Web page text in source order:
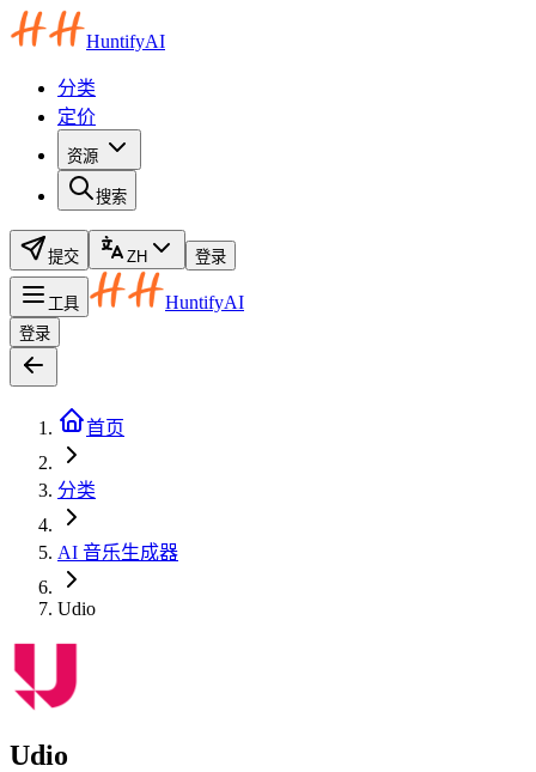
HuntifyAI
分类
定价
资源
搜索
提交 ZH 登录
工具 HuntifyAI
登录
首页
分类
AI 音乐生成器
Udio
Udio